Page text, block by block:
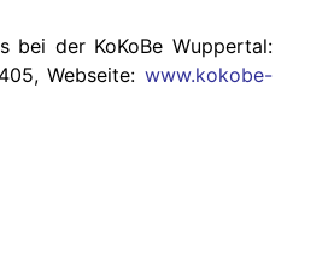
bei der KoKoBe Wuppertal:
Webseite: www.kokobe-